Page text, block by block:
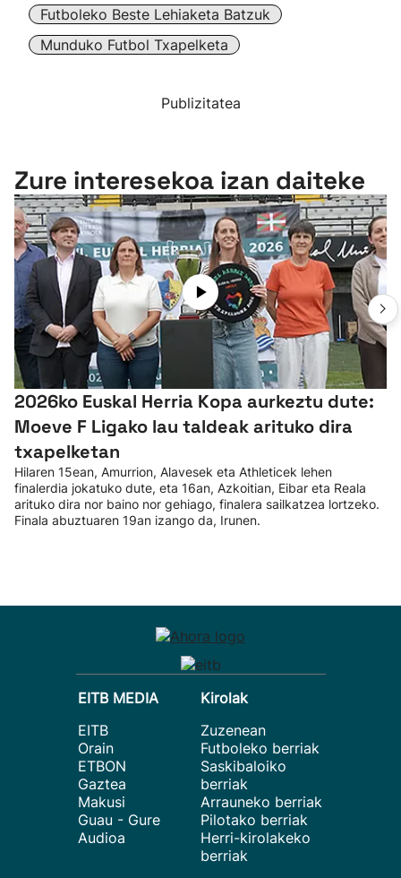
Futboleko Beste Lehiaketa Batzuk
Munduko Futbol Txapelketa
Publizitatea
Zure interesekoa izan daiteke
2026ko Euskal Herria Kopa aurkeztu dute:
Moeve F Ligako lau taldeak arituko dira
txapelketan
Hilaren 15ean, Amurrion, Alavesek eta Athleticek lehen
finalerdia jokatuko dute, eta 16an, Azkoitian, Eibar eta Reala
arituko dira nor baino nor gehiago, finalera sailkatzea lortzeko.
Finala abuztuaren 19an izango da, Irunen.
EITB MEDIA
EITB
Orain
ETBON
Gaztea
Makusi
Guau - Gure
Audioa
Kirolak
Zuzenean
Futboleko berriak
Saskibaloiko
berriak
Arrauneko berriak
Pilotako berriak
Herri-kirolakeko
berriak